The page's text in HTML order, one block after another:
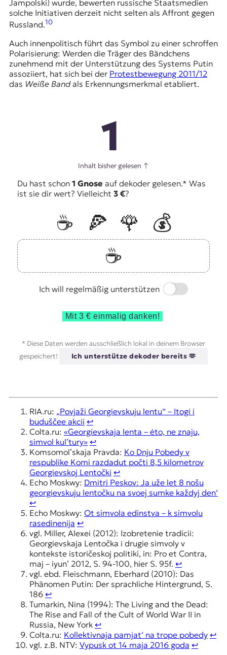
Jampolski) wurde, bewerten russische Staatsmedien
solche Initiativen derzeit nicht selten als Affront gegen
Russland.10
Auch innenpolitisch führt das Symbol zu einer schroffen
Polarisierung: Werden die Träger des Bändchens
zunehmend mit der Unterstützung des Systems Putin
assoziiert, hat sich bei der Protestbewegung 2011/12
das Weiße Bandals Erkennungsmerkmal etabliert.
1
Inhalt bisher gelesen ↑
Du hast schon 1 Gnose auf dekoder gelesen.* Was
ist sie dir wert? Vielleicht 3 €?
☕️ 🍕 🌹
💰
☕️
Ich will regelmäßig unterstützen
Switch
Mit 3 € einmalig danken!
* Diese Daten werden ausschließlich lokal in deinem Browser
gespeichert!
Ich unterstütze dekoder bereits 🫶
RIA.ru: „Povjaži Georgievskuju lentu“ – Itogi i
buduščee akcii ↩︎
Colta.ru: «Georgievskaja lenta – ėto, ne znaju,
simvol kul’tury» ↩︎
Komsomol’skaja Pravda: Ko Dnju Pobedy v
respublike Komi razdadut počti 8,5 kilometrov
Georgievskoj Lentočki ↩︎
Echo Moskwy: Dmitri Peskov: Ja uže let 8 nošu
georgievskuju lentočku na svoej sumke každyj den‘
↩︎
Echo Moskwy: Ot simvola edinstva – k simvolu
rasedinenija ↩︎
vgl. Miller, Alexei (2012): Izobretenie tradicii:
Georgievskaja Lentočka i drugie simvoly v
kontekste istoričeskoj politiki, in: Pro et Contra,
maj – iyun’ 2012, S. 94-100, hier S. 95f. ↩︎
vgl. ebd. Fleischmann, Eberhard (2010): Das
Phänomen Putin: Der sprachliche Hintergrund, S.
186 ↩︎
Tumarkin, Nina (1994): The Living and the Dead:
The Rise and Fall of the Cult of World War II in
Russia, New York ↩︎
Colta.ru: Kollektivnaja pamjat‘ na trope pobedy ↩︎
vgl. z.B. NTV: Vypusk ot 14 maja 2016 goda ↩︎